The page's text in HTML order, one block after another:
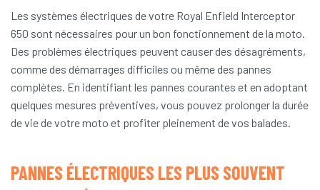
Les systèmes électriques de votre Royal Enfield Interceptor
650 sont nécessaires pour un bon fonctionnement de la moto.
Des problèmes électriques peuvent causer des désagréments,
comme des démarrages difficiles ou même des pannes
complètes. En identifiant les pannes courantes et en adoptant
quelques mesures préventives, vous pouvez prolonger la durée
de vie de votre moto et profiter pleinement de vos balades.
PANNES ÉLECTRIQUES LES PLUS SOUVENT